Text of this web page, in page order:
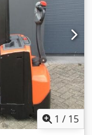
dimensiones de
para
1 / 15